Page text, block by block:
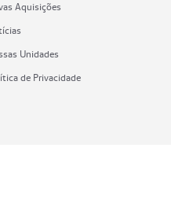
Aquisições
Unidades
de Privacidade